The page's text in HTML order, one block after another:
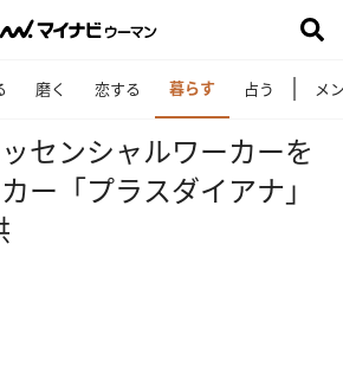
磨く 恋する 暮らす 占う メ
センシャルワーカーを
ー「プラスダイアナ」